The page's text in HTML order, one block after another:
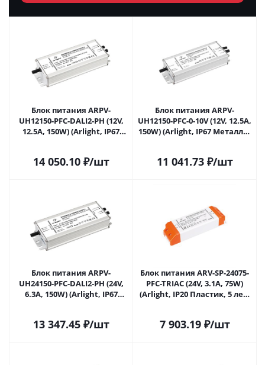
Блок питания ARPV-
UH12150-PFC-DALI2-PH (12V,
12.5A, 150W) (Arlight, IP67
14 050.10₽/шт
Блок питания ARPV-
UH12150-PFC-0-10V (12V, 12.5A,
150W) (Arlight, IP67 Металл, 7
11 041.73₽/шт
Блок питания ARPV-
UH24150-PFC-DALI2-PH (24V,
6.3A, 150W) (Arlight, IP67
13 347.45₽/шт
Блок питания ARV-SP-24075-
PFC-TRIAC (24V, 3.1A, 75W)
(Arlight, IP20 Пластик, 5 лет)
7 903.19₽/шт